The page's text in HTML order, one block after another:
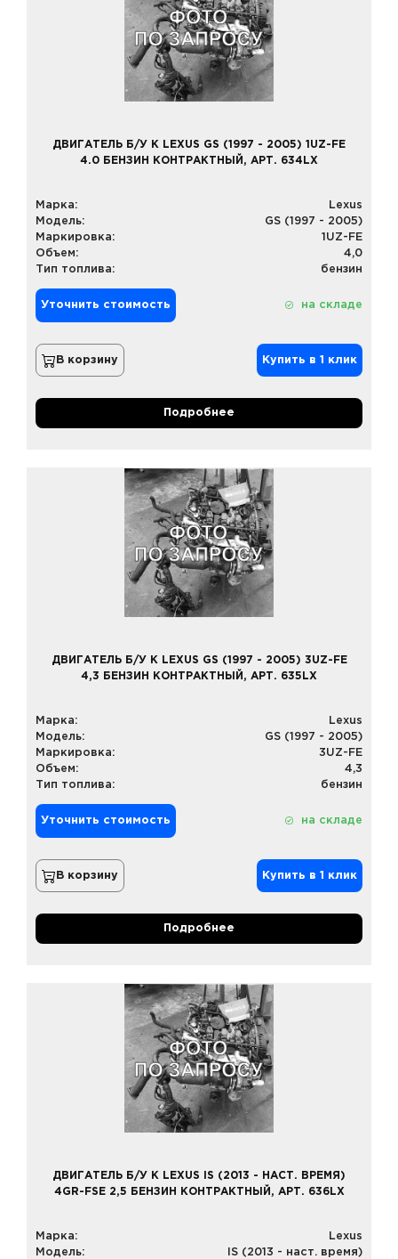
ДВИГАТЕЛЬ Б/У К LEXUS GS (1997 - 2005) 1UZ-FE
4.0 БЕНЗИН КОНТРАКТНЫЙ, АРТ. 634LX
Марка:
Lexus
Модель:
GS (1997 - 2005)
Маркировка:
1UZ-FE
Объем:
4,0
Тип топлива:
бензин
Уточнить стоимость на складе
В корзину Купить в 1 клик
Подробнее
ДВИГАТЕЛЬ Б/У К LEXUS GS (1997 - 2005) 3UZ-FE
4,3 БЕНЗИН КОНТРАКТНЫЙ, АРТ. 635LX
Марка:
Lexus
Модель:
GS (1997 - 2005)
Маркировка:
3UZ-FE
Объем:
4,3
Тип топлива:
бензин
Уточнить стоимость на складе
В корзину Купить в 1 клик
Подробнее
ДВИГАТЕЛЬ Б/У К LEXUS IS (2013 - НАСТ. ВРЕМЯ)
4GR-FSE 2,5 БЕНЗИН КОНТРАКТНЫЙ, АРТ. 636LX
Марка:
Lexus
Модель:
IS (2013 - наст. время)